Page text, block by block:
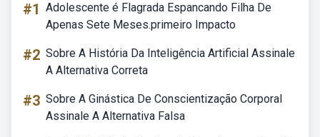
#1 Adolescente é Flagrada Espancando Filha De
Apenas Sete Meses.primeiro Impacto
#2 Sobre A História Da Inteligência Artificial Assinale
A Alternativa Correta
#3 Sobre A Ginástica De Conscientização Corporal
Assinale A Alternativa Falsa